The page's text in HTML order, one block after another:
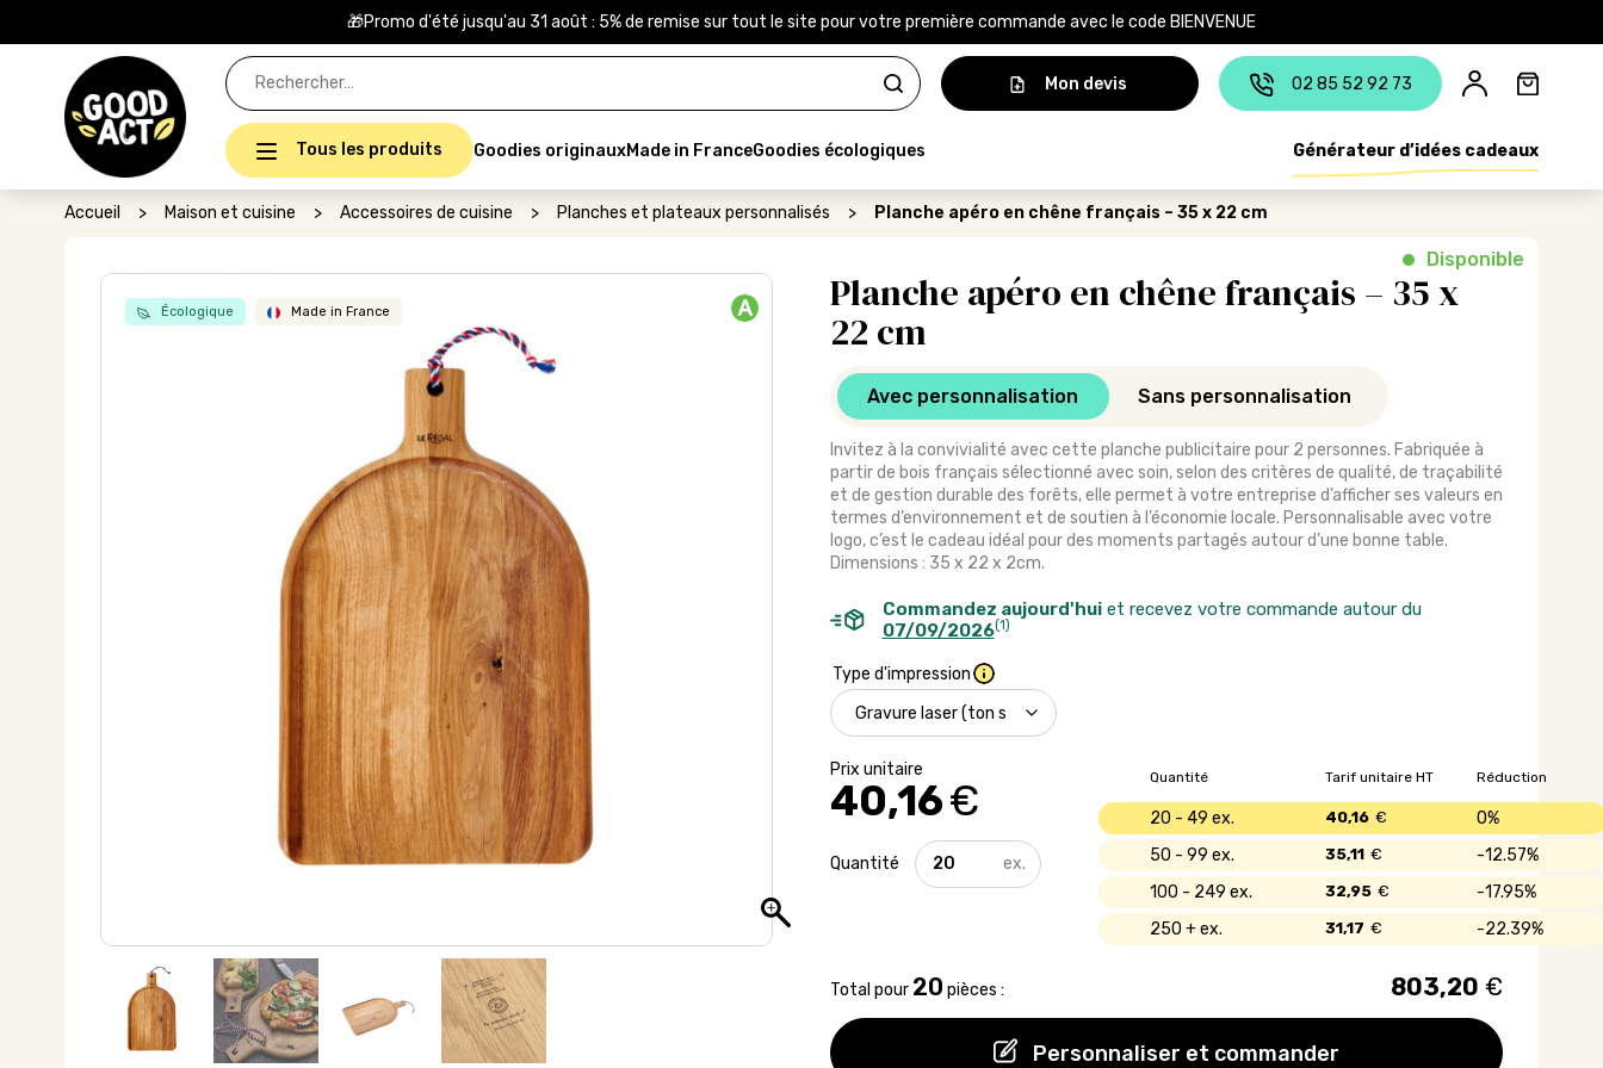
🎁Promo d'été jusqu'au 31 août : 5% de remise sur tout le site pour votre première commande avec le code BIENVENUE
Rechercher :
Mon devis
02 85 52 92 73
Tous les produits Goodies originauxMade in FranceGoodies écologiques Générateur d’idées cadeaux
Accueil > Maison et cuisine > Accessoires de cuisine > Planches et plateaux personnalisés > Planche apéro en chêne français – 35 x 22 cm
Écologique Made in France A
Planche apéro en chêne français – 35 x
22 cm
Disponible
Avec personnalisation Sans personnalisation
Invitez à la convivialité avec cette planche publicitaire pour 2 personnes. Fabriquée à
partir de bois français sélectionné avec soin, selon des critères de qualité, de traçabilité
et de gestion durable des forêts, elle permet à votre entreprise d’afficher ses valeurs en
termes d’environnement et de soutien à l’économie locale. Personnalisable avec votre
logo, c’est le cadeau idéal pour des moments partagés autour d’une bonne table.
Dimensions : 35 x 22 x 2cm.
Commandez aujourd'huiet recevez votre commande autour du
07/09/2026(1)
Type d'impression
40,16€
Personnaliser et commander
quantité
de
français
Quantité Réduction
Tarif unitaire HT
20 - 49 0%
40,16 €
50 - 99 12.57%
35,11 €
100 - 249 17.95%
32,95 €
250 + 22.39%
31,17 €
Total pour 20 pièces : 803,20 €